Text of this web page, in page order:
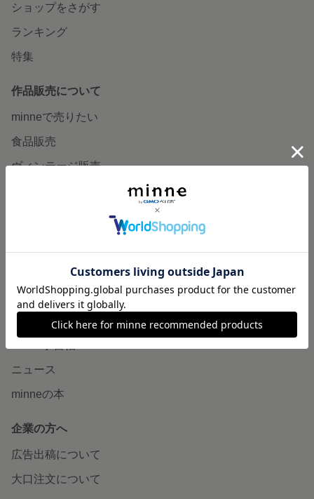
ショップをさがす
ランキング
特集
作品販売について
minneで売りたい
食品販売
ヴィンテージ販売
読みもの
minneとものづくりと
ニュース
minneの本
企業の方へ
広告出稿について
大口注文について